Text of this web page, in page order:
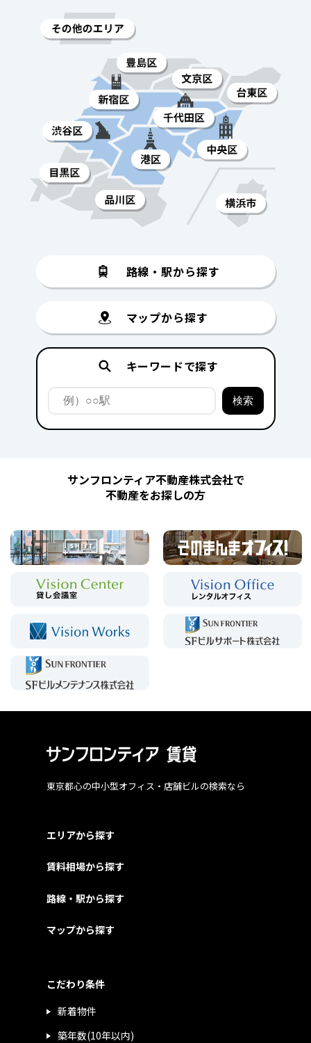
路線・駅から探す
マップから探す
キーワードで探す
サンフロンティア不動産株式会社で
不動産をお探しの方
東京都心の中小型オフィス・店舗ビルの検索なら
エリアから探す
賃料相場から探す
路線・駅から探す
マップから探す
こだわり条件
新着物件
築年数(10年以内)